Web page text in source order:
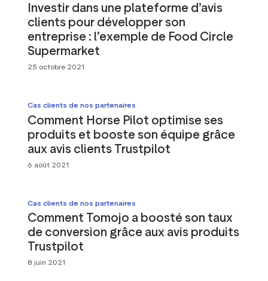
Investir dans une plateforme d’avis
clients pour développer son
entreprise : l’exemple de Food Circle
Supermarket
25 octobre 2021
Cas clients de nos partenaires
Comment Horse Pilot optimise ses
produits et booste son équipe grâce
aux avis clients Trustpilot
6 août 2021
Cas clients de nos partenaires
Comment Tomojo a boosté son taux
de conversion grâce aux avis produits
Trustpilot
8 juin 2021